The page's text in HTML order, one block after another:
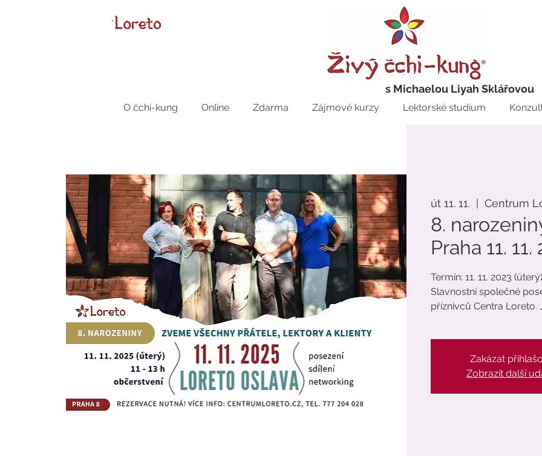
s Michaelou Liyah Sklářovou
O čchi-kung Online Zdarma Zájmové kurzy Lektorské studium
út 11. 11. Centrum
8.
Praha 11. 11.
Termín: 11. 11. 2023 (úterý)
Slavnostní společné
příznivců Centra Loreto.
Zakázat
Zobrazit další